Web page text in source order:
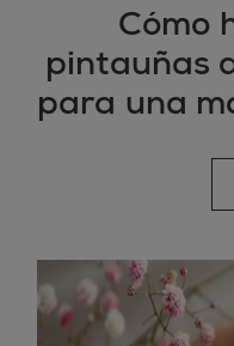
Cómo
pintauñas
para una